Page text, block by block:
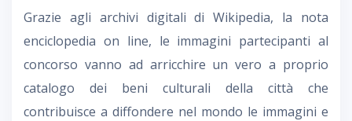
Grazie agli archivi digitali di Wikipedia, la nota
enciclopedia on line, le immagini partecipanti al
concorso vanno ad arricchire un vero a proprio
catalogo dei beni culturali della città che
contribuisce a diffondere nel mondo le immagini e